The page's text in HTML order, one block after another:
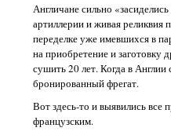
Англичане сильно
артиллерии и живая реликвия
переделке уже имевшихся в
на приобретение и заготовку
сушить 20 лет. Когда в Англии
бронированный фрегат.
Вот здесь-то и выявились все
французским.